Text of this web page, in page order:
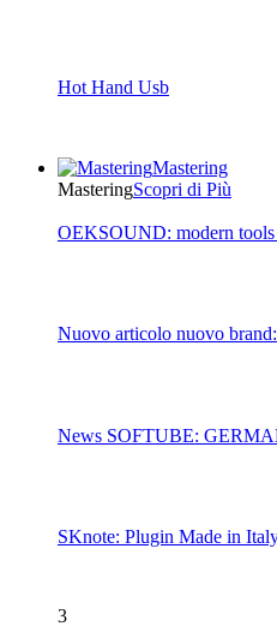
Hot Hand Usb
Mastering
MasteringScopri di Più
OEKSOUND: modern tools
Nuovo articolo nuovo
News
SKnote: Plugin Made in
3